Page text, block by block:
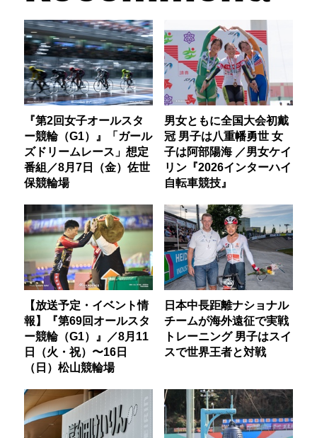
『第2回女子オールスタ
ー競輪（G1）』「ガール
ズドリームレース」想定
番組／8月7日（金）佐世
保競輪場
男女ともに全国大会初戴
冠 男子は八重幡勇世 女
子は阿部陽海 ／男女ケイ
リン『2026インターハイ
自転車競技』
【放送予定・イベント情
報】『第69回オールスタ
ー競輪（G1）』／8月11
日（火・祝）〜16日
（日）松山競輪場
日本中長距離ナショナル
チームが海外遠征で実戦
トレーニング 男子はスイ
スで世界王者と対戦